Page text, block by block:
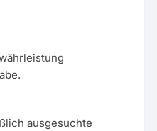
ausgesuchte